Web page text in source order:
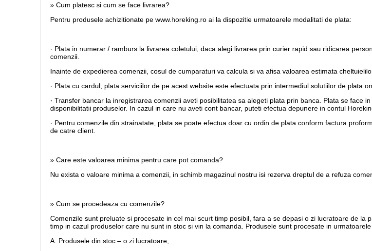
» Cum platesc si cum se face livrarea?
Pentru produsele achizitionate pe www.horeking.ro ai la dispozitie urmatoarele modalitati de plata:
· Plata in numerar / ramburs la livrarea coletului, daca alegi livrarea prin curier rapid sau ridicarea
comenzii.
Inainte de expedierea comenzii, cosul de cumparaturi va calcula si va afisa valoarea estimata
· Plata cu cardul, plata serviciilor de pe acest website este efectuata prin intermediul solutiilor de plata
· Transfer bancar la inregistrarea comenzii aveti posibilitatea sa alegeti plata prin banca. Plata se face
disponibilitatii produselor. In cazul in care nu aveti cont bancar, puteti efectua depunere in contul
· Pentru comenzile din strainatate, plata se poate efectua doar cu ordin de plata conform factura
de catre client.
» Care este valoarea minima pentru care pot comanda?
Nu exista o valoare minima a comenzii, in schimb magazinul nostru isi rezerva dreptul de a refuza
» Cum se procedeaza cu comenzile?
Comenzile sunt preluate si procesate in cel mai scurt timp posibil, fara a se depasi o zi lucratoare de
timp in cazul produselor care nu sunt in stoc si vin la comanda. Produsele sunt procesate in
A. Produsele din stoc – o zi lucratoare;